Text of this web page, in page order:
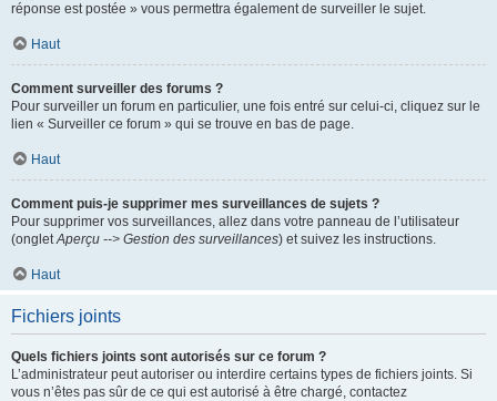
réponse est postée » vous permettra également de surveiller le sujet.
Haut
Comment surveiller des forums ?
Pour surveiller un forum en particulier, une fois entré sur celui-ci, cliquez sur le
lien « Surveiller ce forum » qui se trouve en bas de page.
Haut
Comment puis-je supprimer mes surveillances de sujets ?
Pour supprimer vos surveillances, allez dans votre panneau de l’utilisateur
(ongletAperçu --> Gestion des surveillances) et suivez les instructions.
Haut
Fichiers joints
Quels fichiers joints sont autorisés sur ce forum ?
L’administrateur peut autoriser ou interdire certains types de fichiers joints. Si
vous n’êtes pas sûr de ce qui est autorisé à être chargé, contactez